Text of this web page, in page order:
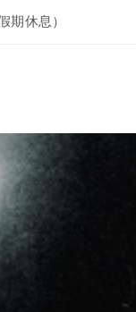
休息）